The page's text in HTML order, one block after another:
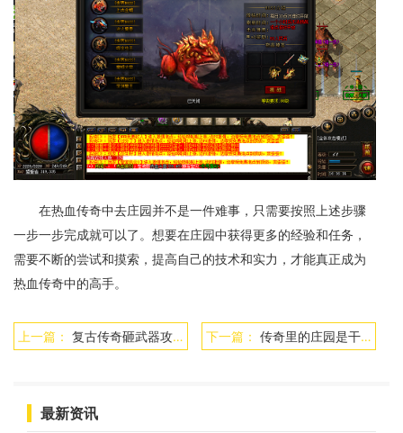
在热血传奇中去庄园并不是一件难事，只需要按照上述步骤
一步一步完成就可以了。想要在庄园中获得更多的经验和任务，
需要不断的尝试和摸索，提高自己的技术和实力，才能真正成为
热血传奇中的高手。
上一篇： 复古传奇砸武器攻略 下一篇： 传奇里的庄园是干什么的
最新资讯